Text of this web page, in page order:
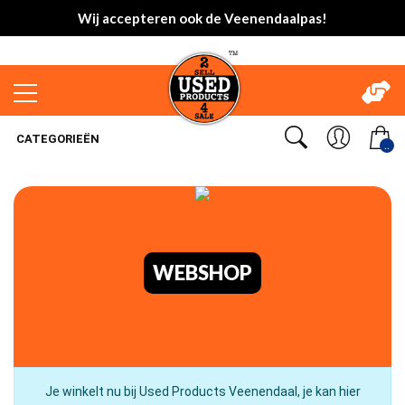
Wij accepteren ook de Veenendaalpas!
..
CATEGORIEËN
WEBSHOP
Je winkelt nu bij Used Products Veenendaal, je kan hier